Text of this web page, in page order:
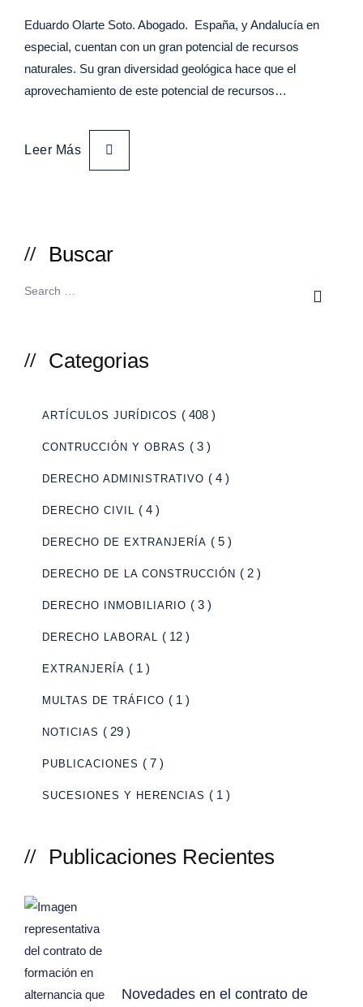
Eduardo Olarte Soto. Abogado. España, y Andalucía en
especial, cuentan con un gran potencial de recursos
naturales. Su gran diversidad geológica hace que el
aprovechamiento de este potencial de recursos…
Leer Más
Buscar
Categorias
ARTÍCULOS JURÍDICOS ( 408 )
CONTRUCCIÓN Y OBRAS ( 3 )
DERECHO ADMINISTRATIVO ( 4 )
DERECHO CIVIL ( 4 )
DERECHO DE EXTRANJERÍA ( 5 )
DERECHO DE LA CONSTRUCCIÓN ( 2 )
DERECHO INMOBILIARIO ( 3 )
DERECHO LABORAL ( 12 )
EXTRANJERÍA ( 1 )
MULTAS DE TRÁFICO ( 1 )
NOTICIAS ( 29 )
PUBLICACIONES ( 7 )
SUCESIONES Y HERENCIAS ( 1 )
Publicaciones Recientes
Novedades en el contrato de